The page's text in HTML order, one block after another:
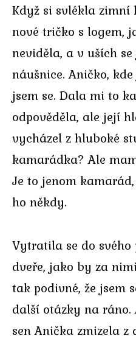
Když si svlékla
nové tričko s logem,
neviděla, a v uších
náušnice. Aničko,
jsem se. Dala mi to
odpověděla, ale její
vycházel z hluboké
kamarádka? Ale
Je to jenom
ho někdy.
Vytratila se do
dveře, jako by za
tak podivné, že jsem
další otázky na
sen Anička zmizela z